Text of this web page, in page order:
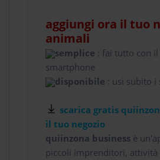
aggiungi ora il tuo
animali
semplice : fai tutto con
smartphone
disponibile : usi subito i
scarica gratis
il tuo negozio
quiinzona business è
piccoli imprenditori, attività